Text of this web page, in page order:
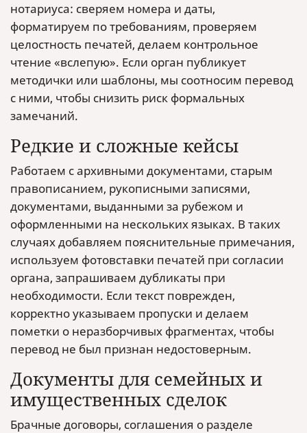
нотариуса: сверяем номера и даты,
форматируем по требованиям, проверяем
целостность печатей, делаем контрольное
чтение «вслепую». Если орган публикует
методички или шаблоны, мы соотносим перевод
с ними, чтобы снизить риск формальных
замечаний.
Редкие и сложные кейсы
Работаем с архивными документами, старым
правописанием, рукописными записями,
документами, выданными за рубежом и
оформленными на нескольких языках. В таких
случаях добавляем пояснительные примечания,
используем фотовставки печатей при согласии
органа, запрашиваем дубликаты при
необходимости. Если текст поврежден,
корректно указываем пропуски и делаем
пометки о неразборчивых фрагментах, чтобы
перевод не был признан недостоверным.
Документы для семейных и
имущественных сделок
Брачные договоры, соглашения о разделе